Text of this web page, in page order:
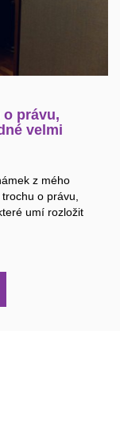
právu,
velmi
z mého
o právu,
umí rozložit